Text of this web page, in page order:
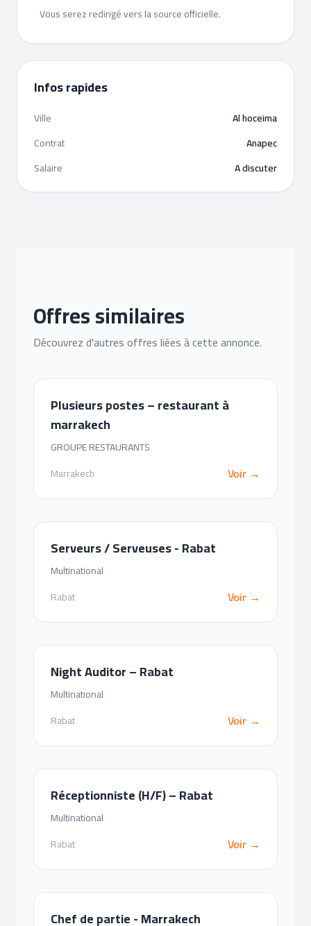
Vous serez redirigé vers la source officielle.
Infos rapides
Ville
Al hoceima
Contrat
Anapec
Salaire
A discuter
Offres similaires
Découvrez d'autres offres liées à cette annonce.
Plusieurs postes – restaurant à
marrakech
GROUPE RESTAURANTS
Marrakech
Voir →
Serveurs / Serveuses - Rabat
Multinational
Rabat
Voir →
Night Auditor – Rabat
Multinational
Rabat
Voir →
Réceptionniste (H/F) – Rabat
Multinational
Rabat
Voir →
Chef de partie - Marrakech